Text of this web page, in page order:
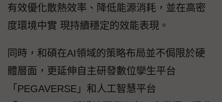
有效優化散熱效率、降低能源消耗，並在高密
度環境中實 現持續穩定的效能表現。
同時，和碩在AI領域的策略布局並不侷限於硬
體層面，更延伸自主研發數位孿生平台
「PEGAVERSE」和人工智慧平台